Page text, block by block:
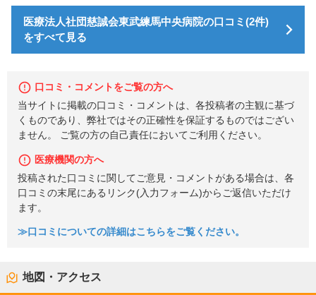
医療法人社団慈誠会東武練馬中央病院の口コミ(2件)
をすべて見る
口コミ・コメントをご覧の方へ
当サイトに掲載の口コミ・コメントは、各投稿者の主観に基づ
くものであり、弊社ではその正確性を保証するものではござい
ません。 ご覧の方の自己責任においてご利用ください。
医療機関の方へ
投稿された口コミに関してご意見・コメントがある場合は、各
口コミの末尾にあるリンク(入力フォーム)からご返信いただけ
ます。
≫口コミについての詳細はこちらをご覧ください。
地図・アクセス